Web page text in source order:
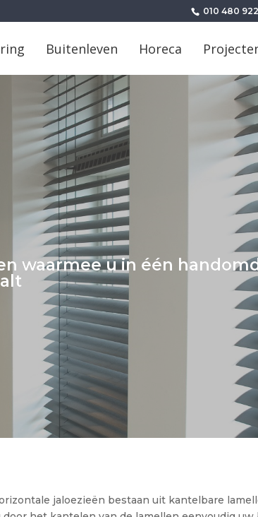
010 480
Buitenleven Horeca
waarmee u in één
jaloezieën bestaan uit kantelbare